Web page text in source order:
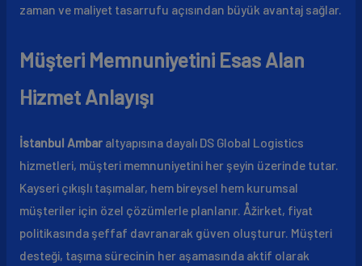
zaman ve maliyet tasarrufu açısından büyük avantaj sağlar.
Müşteri Memnuniyetini Esas Alan
Hizmet Anlayışı
İstanbul Ambaraltyapısına dayalı DS Global Logistics
hizmetleri, müşteri memnuniyetini her şeyin üzerinde tutar.
Kayseri çıkışlı taşımalar, hem bireysel hem kurumsal
müşteriler için özel çözümlerle planlanır. Åžirket, fiyat
politikasında şeffaf davranarak güven oluşturur. Müşteri
desteği, taşıma sürecinin her aşamasında aktif olarak